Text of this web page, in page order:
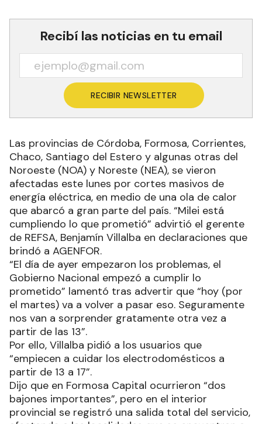
Recibí las noticias en tu email
RECIBIR NEWSLETTER
Las provincias de Córdoba, Formosa, Corrientes,
Chaco, Santiago del Estero y algunas otras del
Noroeste (NOA) y Noreste (NEA), se vieron
afectadas este lunes por cortes masivos de
energía eléctrica, en medio de una ola de calor
que abarcó a gran parte del país. “Milei está
cumpliendo lo que prometió” advirtió el gerente
de REFSA, Benjamín Villalba en declaraciones que
brindó a AGENFOR.
“El día de ayer empezaron los problemas, el
Gobierno Nacional empezó a cumplir lo
prometido” lamentó tras advertir que “hoy (por
el martes) va a volver a pasar eso. Seguramente
nos van a sorprender gratamente otra vez a
partir de las 13”.
Por ello, Villalba pidió a los usuarios que
“empiecen a cuidar los electrodomésticos a
partir de 13 a 17”.
Dijo que en Formosa Capital ocurrieron “dos
bajones importantes”, pero en el interior
provincial se registró una salida total del servicio,